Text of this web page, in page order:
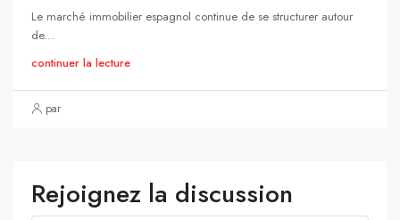
Le marché immobilier espagnol continue de se structurer autour
de...
continuer la lecture
par
Rejoignez la discussion